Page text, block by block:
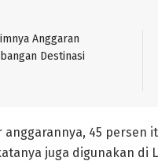
Anggaran
Destinasi
45 persen
juga digunakan di